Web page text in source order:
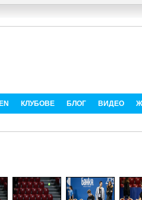
КЛУБОВЕ БЛОГ ВИДЕО